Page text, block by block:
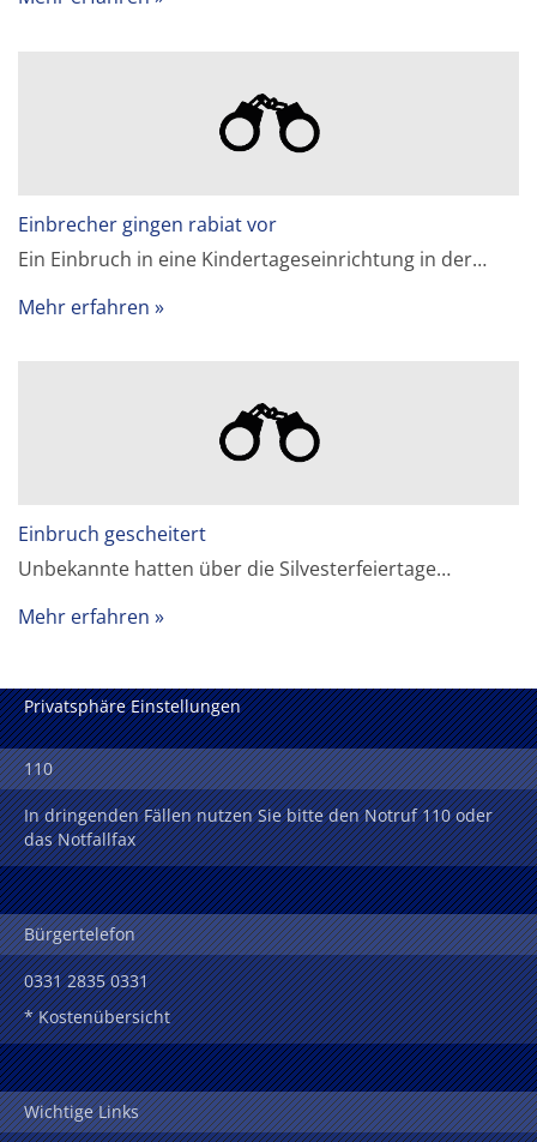
Einbrecher gingen rabiat vor
Ein Einbruch in eine Kindertageseinrichtung in der…
Mehr erfahren
Einbruch gescheitert
Unbekannte hatten über die Silvesterfeiertage…
Mehr erfahren
Privatsphäre Einstellungen
110
In dringenden Fällen nutzen Sie bitte den Notruf 110 oder
das Notfallfax
Bürgertelefon
0331 2835 0331
* Kostenübersicht
Wichtige Links